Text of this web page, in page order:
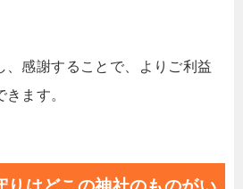
、感謝することで、よりご利益
ます。